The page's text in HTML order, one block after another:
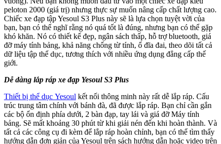
peloton 2000 (giá trị) nhưng thực sự muốn nâng cấp chất lượng cao.
Chiếc xe đạp tập Yesoul S3 Plus này sẽ là lựa chọn tuyệt vời của
bạn, bạn có thể nghĩ rằng nó quá tốt là đúng, nhưng bạn có thể gặp
khó khăn. Nó có thiết kế đẹp, ngân sách thấp, hỗ trợ bluetooth, giá
đỡ máy tính bảng, khả năng chống từ tính, ổ đĩa đai, theo dõi tất cả
dữ liệu tập thể dục, tương thích với nhiều ứng dụng đẳng cấp thế
giới.
Dễ dàng lắp ráp xe đạp Yesoul S3 Plus
Thiết bị thể dục Yesoul kết nối thông minh này rất dễ lắp ráp. Cấu
trúc trung tâm chính với bánh đà, đã được lắp ráp. Bạn chỉ cần gắn
các bộ ổn định phía dưới, 2 bàn đạp, tay lái và giá đỡ Máy tính
bảng. Sẽ mất khoảng 30 phút từ khi giải nén đến khi hoàn thành. Và
tất cả các công cụ đi kèm để lắp ráp hoàn chỉnh, bạn có thể tìm thấy
hướng dẫn đơn giản của Yesoul trên sách hướng dẫn hoặc video trên